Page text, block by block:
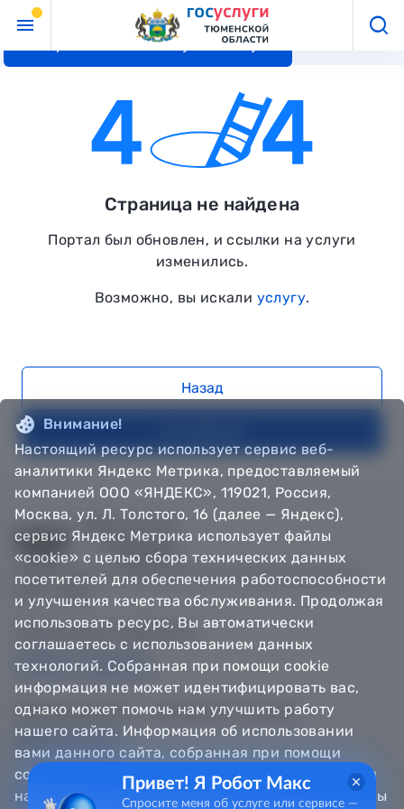
Перейти к основному контенту
Страница не найдена
Портал был обновлен, и ссылки на услуги
изменились.
Возможно, вы искали услугу.
Назад
© Департамент информатизации Тюменской области,
Техническая поддержка
Сообщить об ошибке
Направить обращение
Информационно - справочная служба
8 800 100-12-90
8 3452 56-63-30
Внимание!
Настоящий ресурс использует сервис веб-
аналитики Яндекс Метрика, предоставляемый
компанией ООО «ЯНДЕКС», 119021, Россия,
Москва, ул. Л. Толстого, 16 (далее — Яндекс),
сервис Яндекс Метрика использует файлы
«cookie» с целью сбора технических данных
посетителей для обеспечения работоспособности
и улучшения качества обслуживания. Продолжая
использовать ресурс, Вы автоматически
соглашаетесь с использованием данных
технологий. Собранная при помощи cookie
информация не может идентифицировать вас,
однако может помочь нам улучшить работу
нашего сайта. Информация об использовании
вами данного сайта, собранная при помощи
cookie, будет передаваться Яндексу и храниться
на сервере Яндекса в Российской Федерации. Вы
Привет! Я Робот Макс
Спросите меня об услуге или сервисе —